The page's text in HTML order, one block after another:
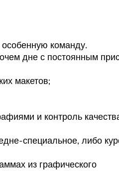
команду.
дне с постоянным
макетов;
и контроль
специальное, либо
из графического